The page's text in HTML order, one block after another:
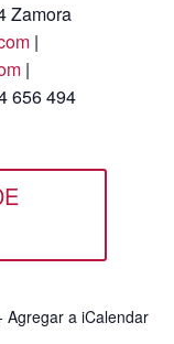
Zamora
|
|
656 494
Agregar a iCalendar